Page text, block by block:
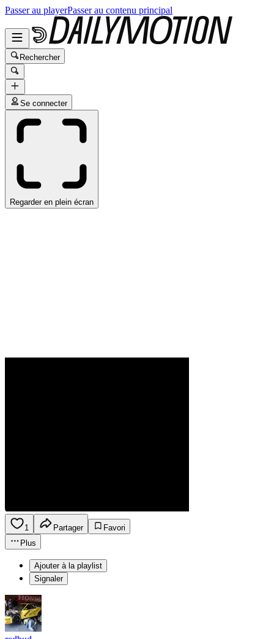
Passer au playerPasser au contenu principal
Rechercher
Se connecter
Regarder en plein écran
1 Partager
Favori
Plus
Ajouter à la playlist
Signaler